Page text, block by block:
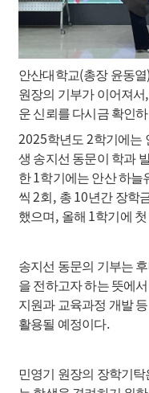
안산대학교(총장 윤동열)
원장의 기부가 이어져서,
운 신뢰를 다시금 확인
2025학년도 2학기에는
생 송지선 동문이 학과
한1학기에는 안산 하늘
씩2회 , 총 10년간 장학
했으며 , 올해 1학기에
송지선 동문의 기부는
을 전하고자 하는 뜻에
지원과 교육과정 개발
활용될 예정이다.
민영기 원장의 장학기